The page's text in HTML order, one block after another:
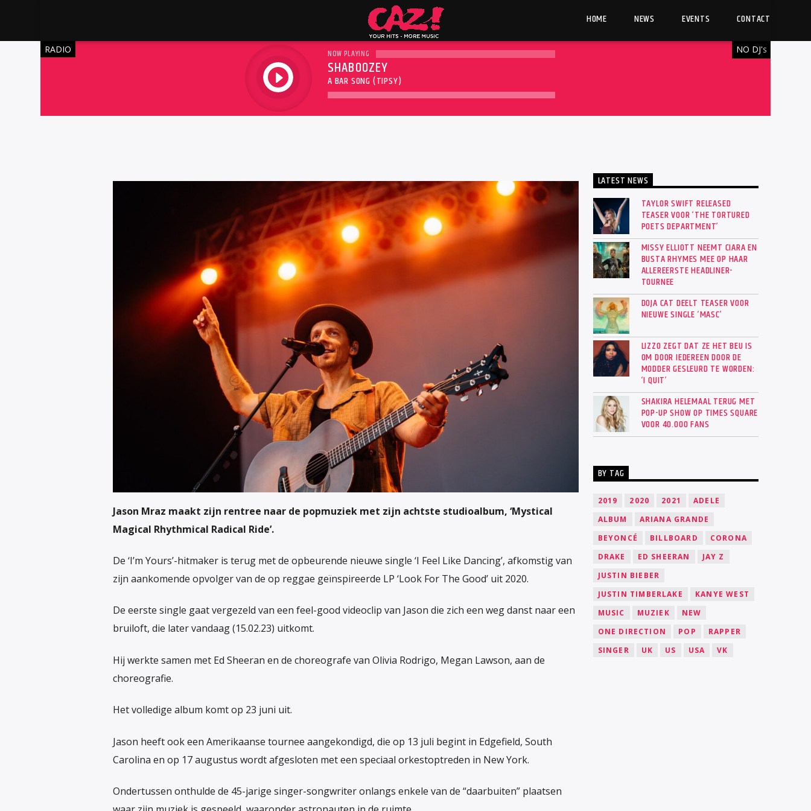
HOME NEWS EVENTS CONTACT
RADIO
play
NO DJ'S
NOW PLAYING
SHABOOZEY
A BAR SONG (TIPSY)
Jason Mraz maakt zijn rentree naar de popmuziek met zijn achtste studioalbum, ‘Mystical
Magical Rhythmical Radical Ride’.
De ‘I’m Yours’-hitmaker is terug met de opbeurende nieuwe single ‘I Feel Like Dancing’, afkomstig van
zijn aankomende opvolger van de op reggae geïnspireerde LP ‘Look For The Good’ uit 2020.
De eerste single gaat vergezeld van een feel-good videoclip van Jason die zich een weg danst naar een
bruiloft, die later vandaag (15.02.23) uitkomt.
Hij werkte samen met Ed Sheeran en de choreografe van Olivia Rodrigo, Megan Lawson, aan de
choreografie.
Het volledige album komt op 23 juni uit.
Jason heeft ook een Amerikaanse tournee aangekondigd, die op 13 juli begint in Edgefield, South
Carolina en op 17 augustus wordt afgesloten met een speciaal orkestoptreden in New York.
Ondertussen onthulde de 45-jarige singer-songwriter onlangs enkele van de “daarbuiten” plaatsen
LATEST NEWS
TAYLOR SWIFT RELEASED
TEASER VOOR ‘THE TORTURED
POETS DEPARTMENT’
MISSY ELLIOTT NEEMT CIARA EN
BUSTA RHYMES MEE OP HAAR
ALLEREERSTE HEADLINER-
TOURNEE
DOJA CAT DEELT TEASER VOOR
NIEUWE SINGLE ‘MASC’
LIZZO ZEGT DAT ZE HET BEU IS
OM DOOR IEDEREEN DOOR DE
MODDER GESLEURD TE WORDEN:
‘I QUIT’
SHAKIRA HELEMAAL TERUG MET
POP-UP SHOW OP TIMES SQUARE
VOOR 40.000 FANS
BY TAG
2019 2020 2021
ADELE
ALBUM
ARIANA GRANDE
BEYONCÉ
BILLBOARD
CORONA
DRAKE
ED SHEERAN
JAY Z
JUSTIN BIEBER
JUSTIN TIMBERLAKE
KANYE WEST
MUSIC
MUZIEK
NEW
ONE DIRECTION
POP
RAPPER
SINGER
UK US USA VK